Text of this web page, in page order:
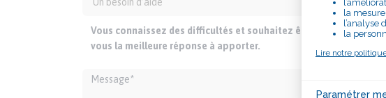
Vous connaissez des difficultés et souhaitez être
vous la meilleure réponse à apporter.